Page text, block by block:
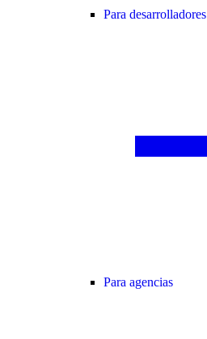
Para desarrolladores
Para agencias